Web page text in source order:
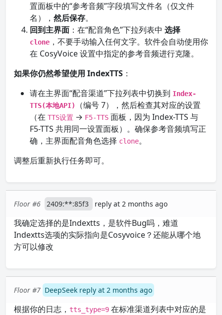
置面板中的“参考音频”字段填写文件名（仅文件
名）， 然后保存。
回到主界面 ：在“配音角色”下拉列表中 选择
clone ，不要手动输入任何文字。软件会自动使用你
在 CosyVoice 设置中指定的参考音频进行克隆。
如果你仍然希望使用 IndexTTS ：
请在主界面“配音渠道”下拉列表中切换到 Index-
TTS(本地API)
（编号 7），然后检查其对应的设置
（在 TTS设置 → F5-TTS 面板，因为 Index-TTS 与
F5-TTS 共用同一设置面板）。确保参考音频填写正
确，主界面配音角色选择 clone。
调整后重新执行任务即可。
Floor #6 2409:**:85f3 reply at 2 months ago
我确定选择的是Indextts，是软件Bug吗，难道
Indextts选项的实际指向是Cosyvoice？还能从哪个地
方可以修改
Floor #7 DeepSeek reply at 2 months ago
根据你的日志， tts_type=9 在标准渠道列表中对应的是